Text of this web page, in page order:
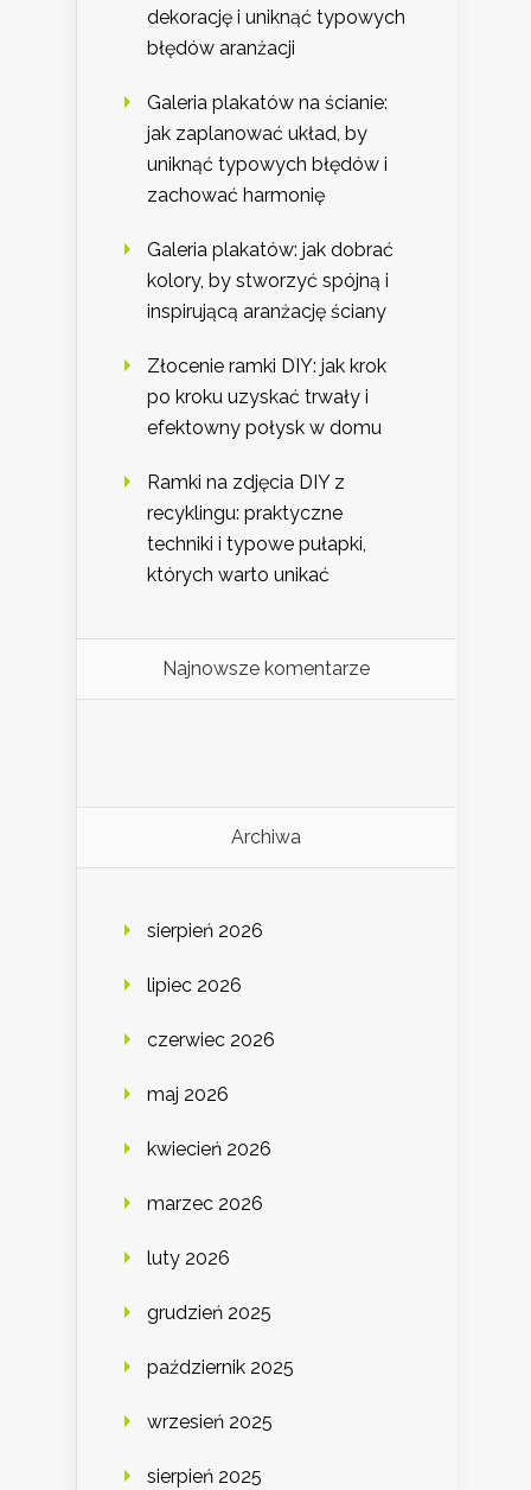
dekorację i uniknąć typowych
błędów aranżacji
Galeria plakatów na ścianie:
jak zaplanować układ, by
uniknąć typowych błędów i
zachować harmonię
Galeria plakatów: jak dobrać
kolory, by stworzyć spójną i
inspirującą aranżację ściany
Złocenie ramki DIY: jak krok
po kroku uzyskać trwały i
efektowny połysk w domu
Ramki na zdjęcia DIY z
recyklingu: praktyczne
techniki i typowe pułapki,
których warto unikać
Najnowsze komentarze
Archiwa
sierpień 2026
lipiec 2026
czerwiec 2026
maj 2026
kwiecień 2026
marzec 2026
luty 2026
grudzień 2025
październik 2025
wrzesień 2025
sierpień 2025